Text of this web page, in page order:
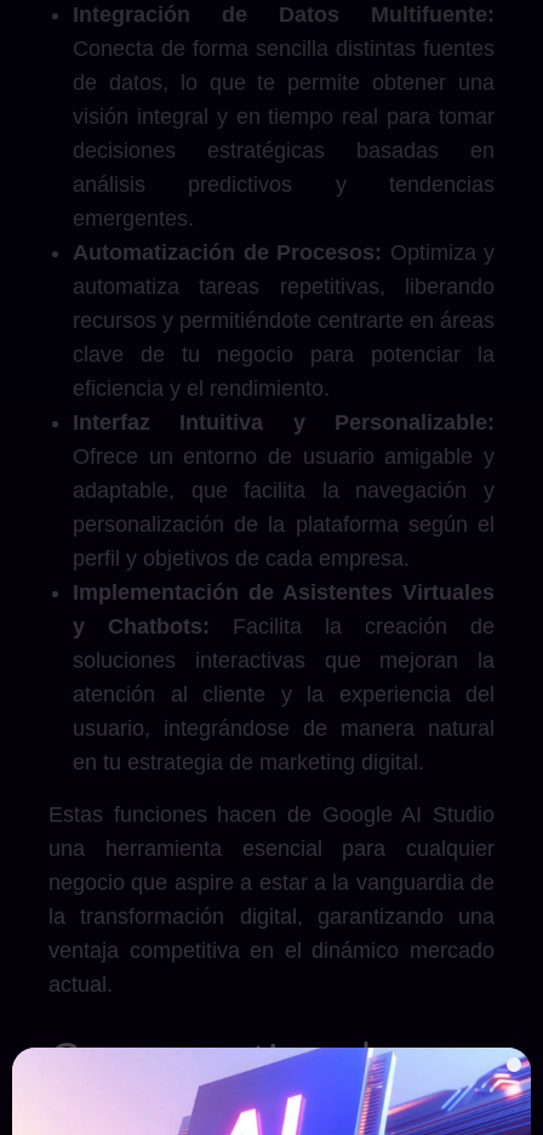
Integración de Datos Multifuente:
Conecta de forma sencilla distintas fuentes
de datos, lo que te permite obtener una
visión integral y en tiempo real para tomar
decisiones estratégicas basadas en
análisis predictivos y tendencias
emergentes.
Automatización de Procesos: Optimiza y
automatiza tareas repetitivas, liberando
recursos y permitiéndote centrarte en áreas
clave de tu negocio para potenciar la
eficiencia y el rendimiento.
Interfaz Intuitiva y Personalizable:
Ofrece un entorno de usuario amigable y
adaptable, que facilita la navegación y
personalización de la plataforma según el
perfil y objetivos de cada empresa.
Implementación de Asistentes Virtuales
y Chatbots: Facilita la creación de
soluciones interactivas que mejoran la
atención al cliente y la experiencia del
usuario, integrándose de manera natural
en tu estrategia de marketing digital.
Estas funciones hacen de Google AI Studio
una herramienta esencial para cualquier
negocio que aspire a estar a la vanguardia de
la transformación digital, garantizando una
ventaja competitiva en el dinámico mercado
actual.
Comparativa de
Google AI Studio con